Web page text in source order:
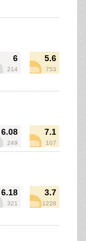
6
214
5.6
753
6.08
249
7.1
107
6.18
321
3.7
1228